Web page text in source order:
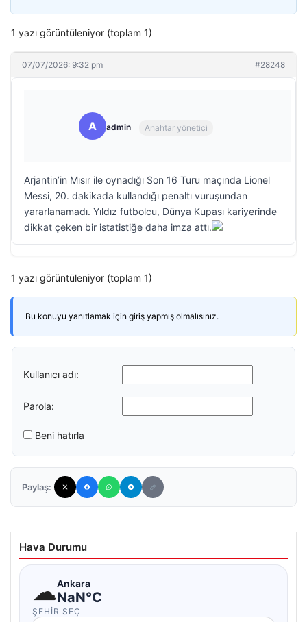
1 yazı görüntüleniyor (toplam 1)
07/07/2026: 9:32 pm #28248
A admin Anahtar yönetici
Arjantin’in Mısır ile oynadığı Son 16 Turu maçında Lionel
Messi, 20. dakikada kullandığı penaltı vuruşundan
yararlanamadı. Yıldız futbolcu, Dünya Kupası kariyerinde
dikkat çeken bir istatistiğe daha imza attı.
1 yazı görüntüleniyor (toplam 1)
Bu konuyu yanıtlamak için giriş yapmış olmalısınız.
Kullanıcı adı:
Parola:
Beni hatırla
Paylaş:
Hava Durumu
☁Ankara
NaN°C
ŞEHIR SEÇ